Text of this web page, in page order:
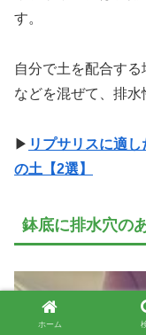
す。
自分で土を配合す
などを混ぜて、排水
▶ リプサリスに適
の土【2選】
鉢底に排水穴の
ホーム